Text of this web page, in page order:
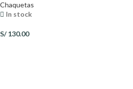
Chaquetas
In stock
S/130.00